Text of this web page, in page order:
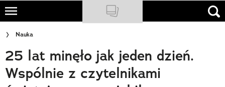
Skip
main
content
NATIONAL GEOGRAPHIC
TRAVELER
PODCASTY
Nauka
25 lat minęło jak jeden dzień.
Wspólnie z czytelnikami